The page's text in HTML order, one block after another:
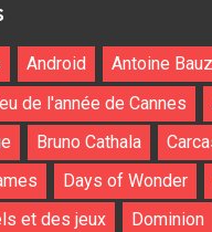
Android Antoine
de l'année de Cannes
Bruno Cathala
Days of Wonder
et des jeux
Dominion